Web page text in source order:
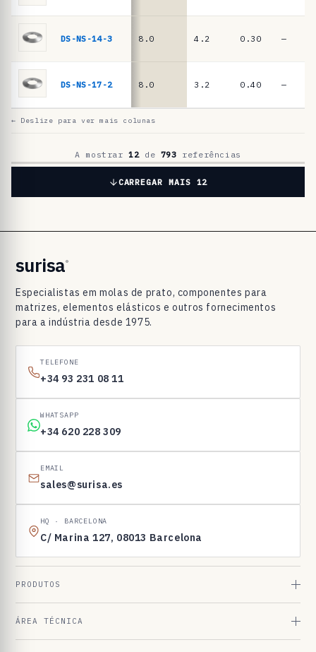
a
N
0
3
D
N
E
N
8
DS-NS-14-3 8.0 4.2 0.30 —
DS-NS-17-2 8.0 3.2 0.40 —
← Deslize para ver mais colunas
A mostrar12de 793 referências
CARREGAR MAIS 12
surisa®
Especialistas em molas de prato, componentes para
matrizes, elementos elásticos e outros fornecimentos
para a indústria desde 1975.
TELEFONE
+34 93 231 08 11
WHATSAPP
+34 620 228 309
EMAIL
sales@surisa.es
HQ · BARCELONA
C/ Marina 127, 08013 Barcelona
PRODUTOS
ÁREA TÉCNICA